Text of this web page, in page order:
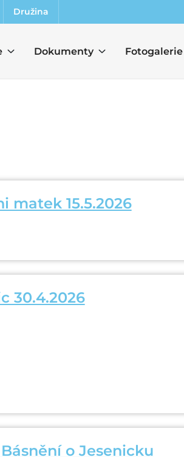
Družina
Dokumenty Fotogalerie
matek 15.5.2026
30.4.2026
o Jesenicku